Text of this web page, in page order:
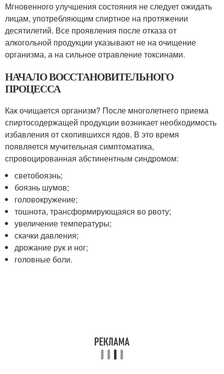
Мгновенного улучшения состояния не следует ожидать
лицам, употребляющим спиртное на протяжении
десятилетий. Все проявления после отказа от
алкогольной продукции указывают не на очищение
организма, а на сильное отравление токсинами.
НАЧАЛО ВОССТАНОВИТЕЛЬНОГО
ПРОЦЕССА
Как очищается организм? После многолетнего приема
спиртосодержащей продукции возникает необходимость
избавления от скопившихся ядов. В это время
появляется мучительная симптоматика,
спровоцированная абстинентным синдромом:
светобоязнь;
боязнь шумов;
головокружение;
тошнота, трансформирующаяся во рвоту;
увеличение температуры;
скачки давления;
дрожание рук и ног;
головные боли.